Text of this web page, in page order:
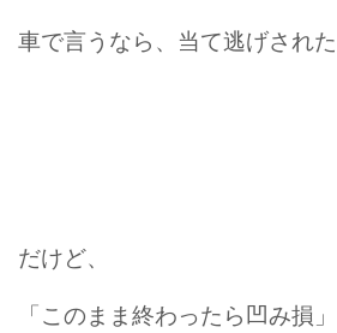
車で言うなら、当て逃げされ
だけど、
「このまま終わったら凹み損」